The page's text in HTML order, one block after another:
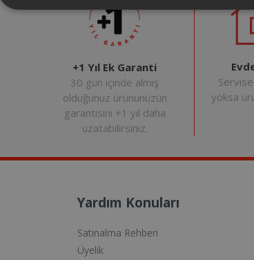
+1 Yıl Ek Garanti
30 gün içinde almış
olduğunuz ürününüzün
garantisini +1 yıl daha
uzatabilirsiniz.
yoksa
Yardım Konuları
Satınalma Rehberi
Üyelik